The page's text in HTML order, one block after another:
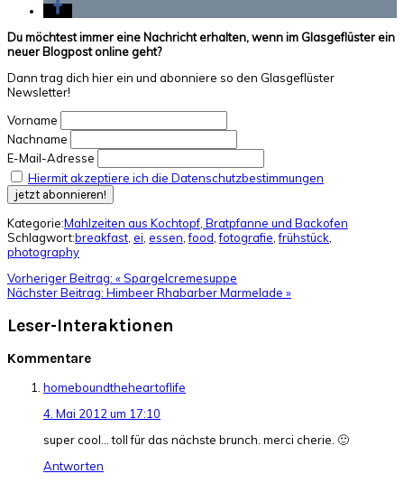
Du möchtest immer eine Nachricht erhalten, wenn im Glasgeflüster ein
neuer Blogpost online geht?
Dann trag dich hier ein und abonniere so den Glasgeflüster
Newsletter!
Vorname
Nachname
E-Mail-Adresse
Hiermit akzeptiere ich die Datenschutzbestimmungen
Kategorie:Mahlzeiten aus Kochtopf, Bratpfanne und Backofen
Schlagwort:breakfast, ei, essen,food,fotografie,frühstück,
photography
Vorheriger Beitrag: « Spargelcremesuppe
Nächster Beitrag: Himbeer Rhabarber Marmelade »
Leser-Interaktionen
Kommentare
homeboundtheheartoflife
4. Mai 2012 um 17:10
super cool… toll für das nächste brunch. merci cherie. 🙂
Antworten